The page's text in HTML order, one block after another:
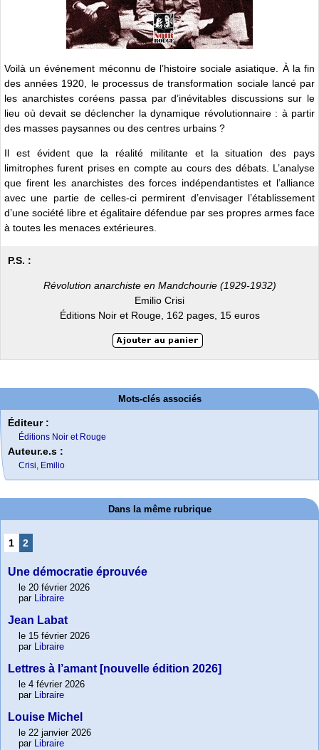
Voilà un événement méconnu de l’histoire sociale asiatique. À la fin
des années 1920, le processus de transformation sociale lancé par
les anarchistes coréens passa par d’inévitables discussions sur le
lieu où devait se déclencher la dynamique révolutionnaire : à partir
des masses paysannes ou des centres urbains ?
Il est évident que la réalité militante et la situation des pays
limitrophes furent prises en compte au cours des débats. L’analyse
que firent les anarchistes des forces indépendantistes et l’alliance
avec une partie de celles-ci permirent d’envisager l’établissement
d’une société libre et égalitaire défendue par ses propres armes face
à toutes les menaces extérieures.
P.S. :
Révolution anarchiste en Mandchourie (1929-1932)
Emilio Crisi
Éditions Noir et Rouge, 162 pages, 15 euros
Mots-clés associés
Éditeur :
Éditions Noir et Rouge
Auteur.e.s :
Crisi, Emilio
Dans la même rubrique
1 2
Une démocratie éprouvée
le 20 février 2026
par Libraire
Jean Labat
le 15 février 2026
par Libraire
Lettres à l’amant [nouvelle édition 2026]
le 4 février 2026
par Libraire
Louise Michel
le 22 janvier 2026
par Libraire